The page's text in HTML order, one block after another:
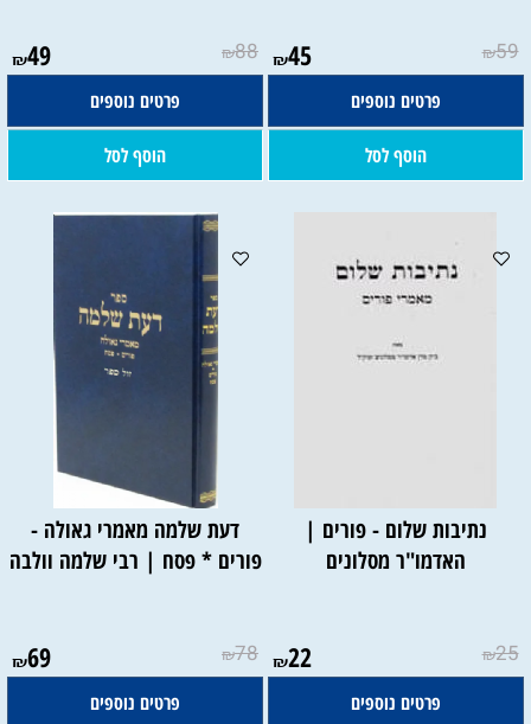
₪59
₪45
פרטים נוספים
הוסף לסל
₪88
₪49
פרטים נוספים
הוסף לסל
נתיבות שלום - פורים |
האדמו"ר מסלונים
₪25
₪22
פרטים נוספים
דעת שלמה מאמרי גאולה -
פורים * פסח | רבי שלמה וולבה
₪78
₪69
פרטים נוספים